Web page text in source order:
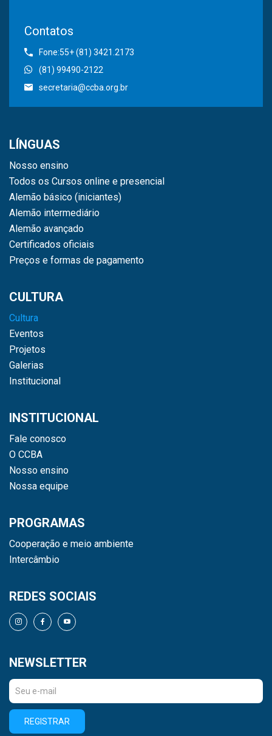
Contatos
Fone:55+ (81) 3421.2173
(81) 99490-2122
secretaria@ccba.org.br
LÍNGUAS
Nosso ensino
Todos os Cursos online e presencial
Alemão básico (iniciantes)
Alemão intermediário
Alemão avançado
Certificados oficiais
Preços e formas de pagamento
CULTURA
Cultura
Eventos
Projetos
Galerias
Institucional
INSTITUCIONAL
Fale conosco
O CCBA
Nosso ensino
Nossa equipe
PROGRAMAS
Cooperação e meio ambiente
Intercâmbio
REDES SOCIAIS
NEWSLETTER
REGISTRAR